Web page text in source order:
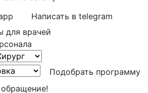
Написать в telegram
для врачей
Подобрать программу